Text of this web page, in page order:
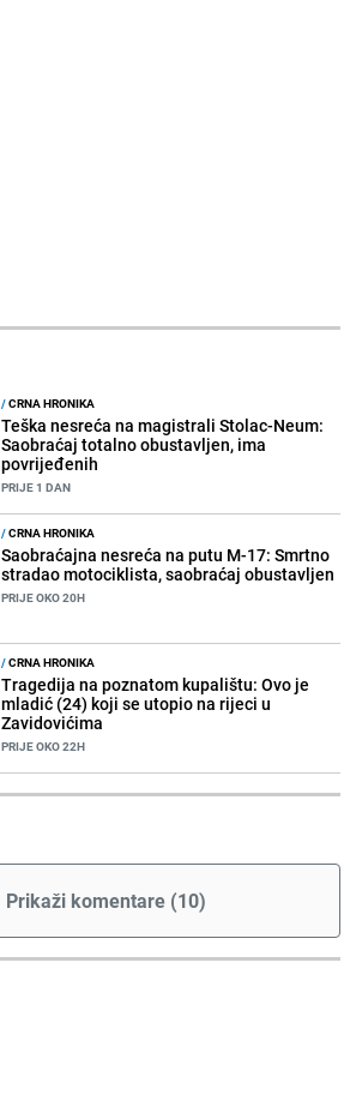
/CRNA HRONIKA
Teška nesreća na magistrali Stolac-Neum:
Saobraćaj totalno obustavljen, ima
povrijeđenih
PRIJE 1 DAN
/CRNA HRONIKA
Saobraćajna nesreća na putu M-17: Smrtno
stradao motociklista, saobraćaj obustavljen
PRIJE OKO 20H
/CRNA HRONIKA
Tragedija na poznatom kupalištu: Ovo je
mladić (24) koji se utopio na rijeci u
Zavidovićima
PRIJE OKO 22H
Prikaži komentare (10)